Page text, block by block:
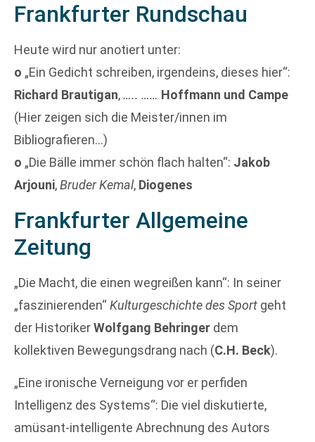
Frankfurter Rundschau
Heute wird nur anotiert unter:
o „Ein Gedicht schreiben, irgendeins, dieses hier“:
Richard Brautigan,….. …… Hoffmann und Campe
(Hier zeigen sich die Meister/innen im
Bibliografieren…)
o „Die Bälle immer schön flach halten“: Jakob
Arjouni,Bruder Kemal, Diogenes
Frankfurter Allgemeine
Zeitung
„Die Macht, die einen wegreißen kann“: In seiner
„faszinierenden“Kulturgeschichte des Sport geht
der HistorikerWolfgang Behringer dem
kollektiven Bewegungsdrang nach (C.H. Beck).
„Eine ironische Verneigung vor er perfiden
Intelligenz des Systems“: Die viel diskutierte,
amüsant-intelligente Abrechnung des Autors